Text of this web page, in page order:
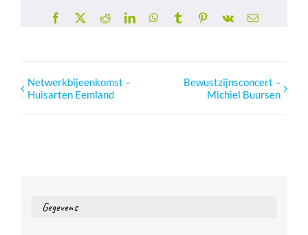
Facebook
X RedditLinkedInWhatsApp
TumblrPinterest
Vk
E-
Netwerkbijeenkomst –
Huisarten Eemland
Bewustzijnsconcert –
Michiel Buursen
Gegevens